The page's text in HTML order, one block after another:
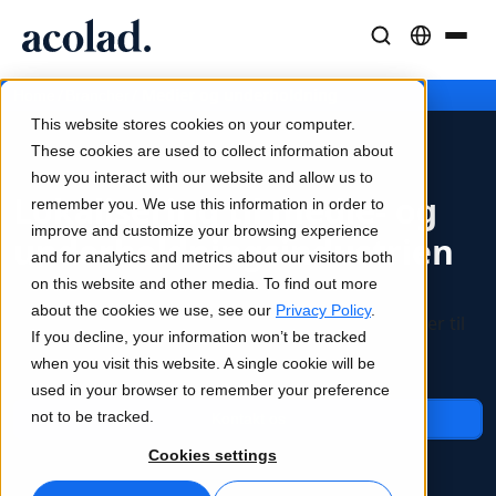
This website stores cookies on your computer.
These cookies are used to collect information about
how you interact with our website and allow us to
remember you. We use this information in order to
improve and customize your browsing experience
and for analytics and metrics about our visitors both
on this website and other media. To find out more
about the cookies we use, see our Privacy Policy.
If you decline, your information won’t be tracked
when you visit this website. A single cookie will be
used in your browser to remember your preference
not to be tracked.
Cookies settings
Oversættelse
AI-hastighed, menneskelig præcision
Tolkning
Problemfri kommunikation overalt
Medier og underholdning
Bring historier til alle skærme
Konsulent- og outsourcingtjenester
Lia Translate
Øjeblikkelige oversættelser på linje med dit brand
Forbindelse
Workflow-integration gjort enkel
Oversættelse af tale i realtid
Kvalitetskontroller drevet af AI
Kundecases
Reelle resultater hos vores kunder
Artikler
Ekspertindsigter i globalt indhold
E-bøger
Indgående guider og strategier
Webinarer on demand
Om Acolad
Bæredygtighed
Partnere
Nyheder
Lokalisering til medie- og
underholdningsindustrien
Vi skaber globale nyheder. Dit indhold, alle sprog.
Skræddersyede lokaliserings- og indholdsløsninger til
kreative multimedier og indholdsindustrien.